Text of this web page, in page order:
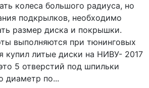
колеса большого радиуса, но
подкрылков, необходимо
размер диска и покрышки.
выполняются при тюнинговых
купил литые диски на НИВУ- 2017
5 отверстий под шпильки
диаметр по...